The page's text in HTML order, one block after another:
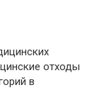
отходы
в